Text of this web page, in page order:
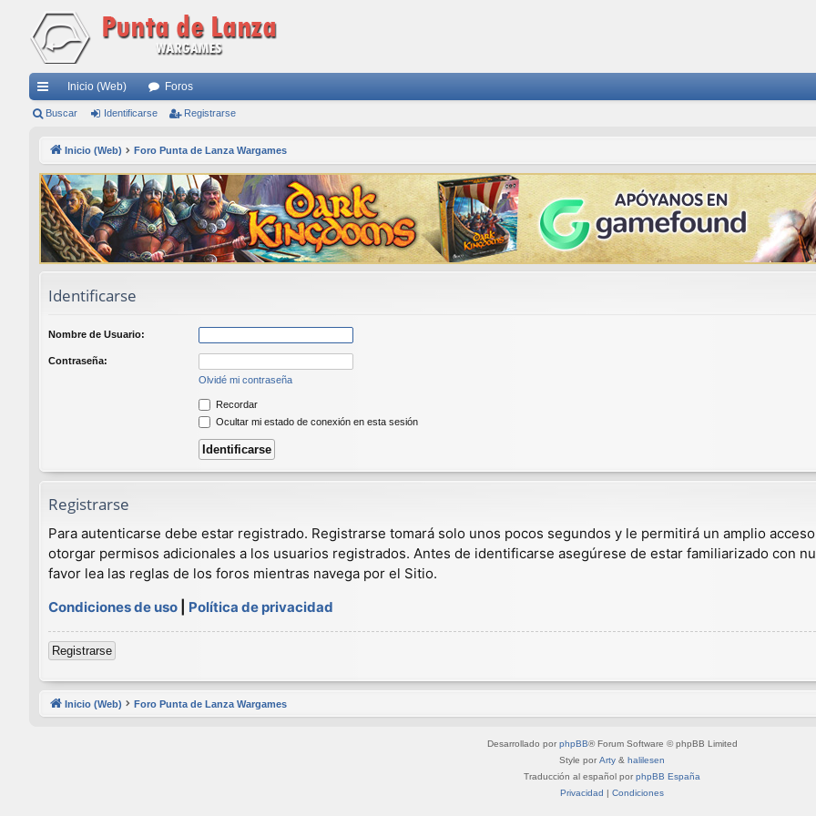
nl
rá
pi
do
Inicio (Web) Foros
Buscar Identificarse Registrarse
Inicio (Web) Foro Punta de Lanza Wargames
Identificarse
Nombre de Usuario:
Contraseña:
Olvidé mi contraseña
Recordar
Ocultar mi estado de conexión en esta sesión
Registrarse
Para autenticarse debe estar registrado. Registrarse tomará solo unos pocos segundos y le permitirá un amplio
otorgar permisos adicionales a los usuarios registrados. Antes de identificarse asegúrese de estar familiarizado con
favor lea las reglas de los foros mientras navega por el Sitio.
Condiciones de uso
Política de privacidad
Registrarse
Inicio (Web) Foro Punta de Lanza Wargames
Desarrollado por phpBB® Forum Software © phpBB Limited
Style por Arty & halilesen
Traducción al español por phpBB España
Privacidad | Condiciones